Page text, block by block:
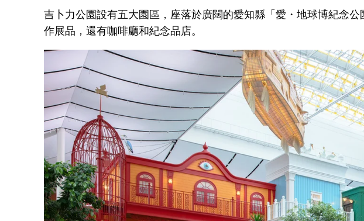
吉卜力公園設有五大園區，座落於廣闊的愛知縣「愛・地球博紀念
作展品，還有咖啡廳和紀念品店。